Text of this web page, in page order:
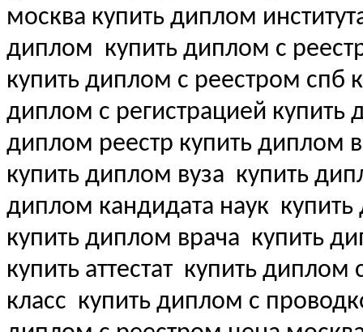
москва купить диплом
диплом купить диплом с
купить диплом с реестром спб
диплом с регистрацией
диплом реестр купить диплом
купить диплом вуза купить
диплом кандидата наук
купить диплом врача купить
купить аттестат купить диплом
класс купить диплом с